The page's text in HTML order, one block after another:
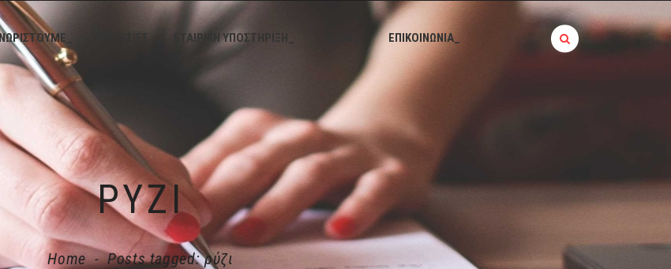
ΕΤΑΙΡΙΚΗ ΥΠΟΣΤΗΡΙΞΗ_ ΕΠΙΚΟΙΝΩΝΙΑ_
ΡΎΖΙ
Home - Posts tagged: ρύζι